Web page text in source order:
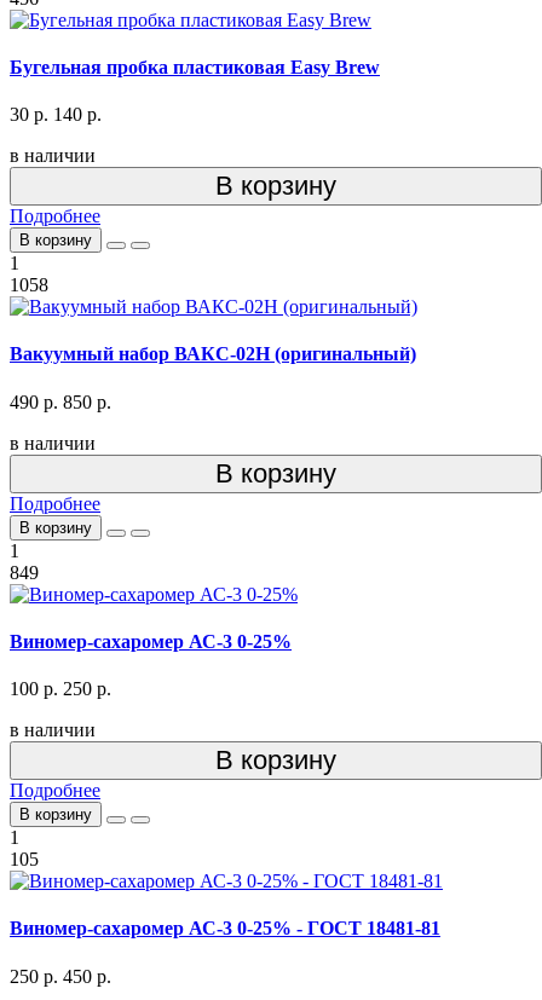
Бугельная пробка пластиковая Easy Brew
30 р. 140 р.
в наличии
В корзину
Подробнее
В корзину
1
1058
Вакуумный набор ВАКС-02Н (оригинальный)
490 р. 850 р.
в наличии
В корзину
Подробнее
В корзину
1
849
Виномер-сахаромер АС-3 0-25%
100 р. 250 р.
в наличии
В корзину
Подробнее
В корзину
1
105
Виномер-сахаромер АС-3 0-25% - ГОСТ 18481-81
250 р. 450 р.